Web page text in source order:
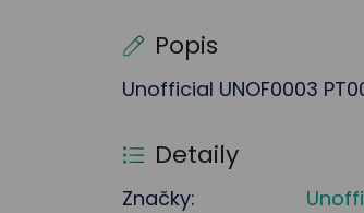
Popis
Unofficial UNOF0003
Detaily
Značky: